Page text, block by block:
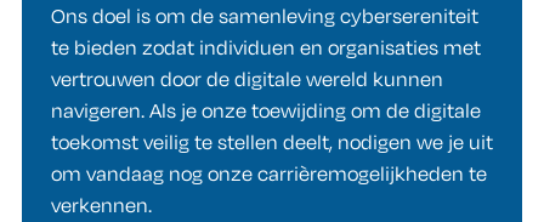
Ons doel is om de samenleving cybersereniteit
te bieden zodat individuen en organisaties met
vertrouwen door de digitale wereld kunnen
navigeren. Als je onze toewijding om de digitale
toekomst veilig te stellen deelt, nodigen we je uit
om vandaag nog onze carrièremogelijkheden te
verkennen.